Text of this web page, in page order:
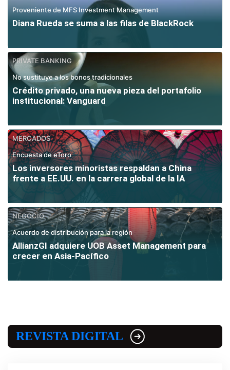
Proveniente de MFS Investment Management
Diana Rueda se suma a las filas de BlackRock
PRIVATE BANKING
No sustituye a los bonos tradicionales
Crédito privado, una nueva pieza del portafolio
institucional: Vanguard
MERCADOS
Encuesta de eToro
Los inversores minoristas respaldan a China
frente a EE.UU. en la carrera global de la IA
NEGOCIO
Acuerdo de distribución para la región
AllianzGI adquiere UOB Asset Management para
crecer en Asia-Pacífico
REVISTA DIGITAL